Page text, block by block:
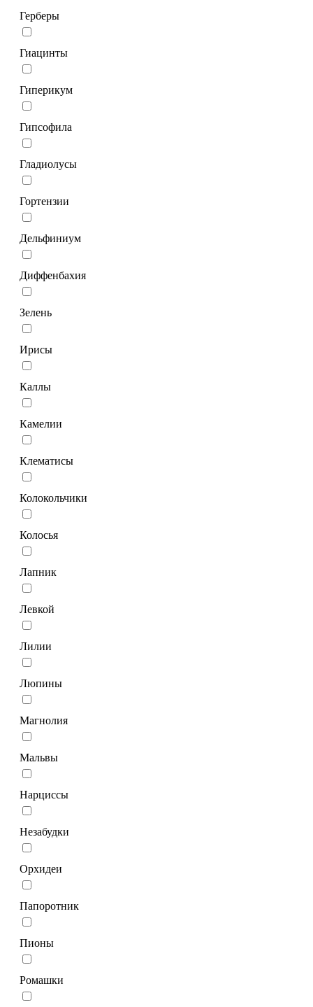
Герберы
Гиацинты
Гиперикум
Гипсофила
Гладиолусы
Гортензии
Дельфиниум
Диффенбахия
Зелень
Ирисы
Каллы
Камелии
Клематисы
Колокольчики
Колосья
Лапник
Левкой
Лилии
Люпины
Магнолия
Мальвы
Нарциссы
Незабудки
Орхидеи
Папоротник
Пионы
Ромашки